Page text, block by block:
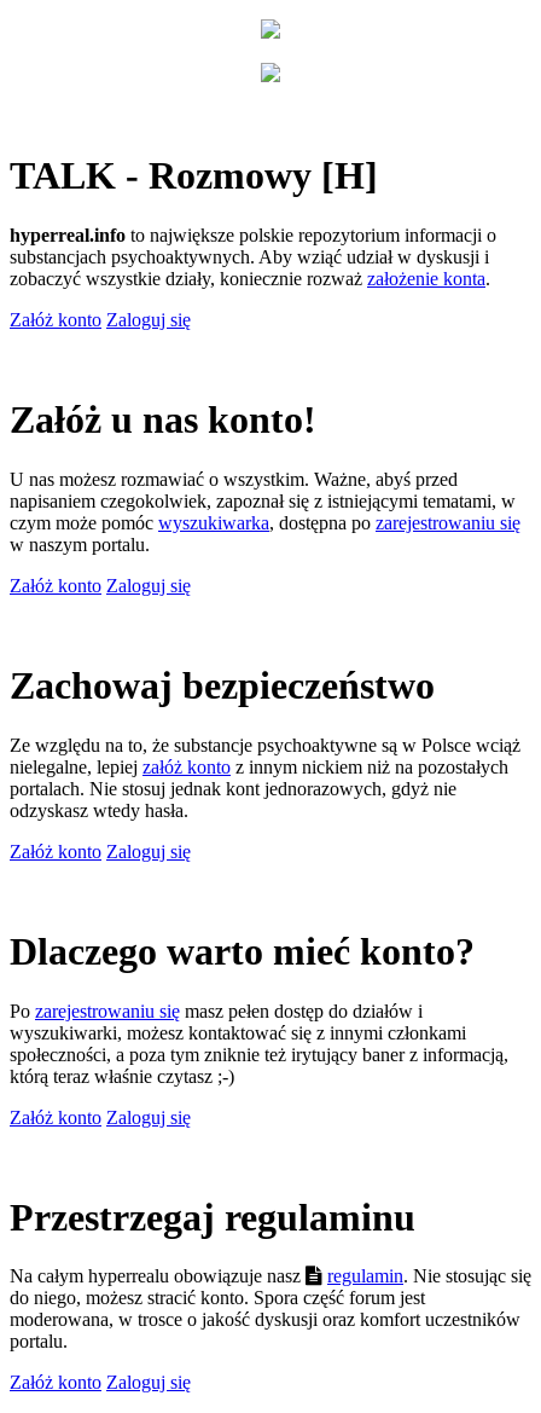
TALK - Rozmowy [H]
hyperreal.info to największe polskie repozytorium informacji o
substancjach psychoaktywnych. Aby wziąć udział w dyskusji i
zobaczyć wszystkie działy, koniecznie rozważ założenie konta.
Załóż konto Zaloguj się
Załóż u nas konto!
U nas możesz rozmawiać o wszystkim. Ważne, abyś przed
napisaniem czegokolwiek, zapoznał się z istniejącymi tematami, w
czym może pomóc wyszukiwarka, dostępna po zarejestrowaniu się
w naszym portalu.
Załóż konto Zaloguj się
Zachowaj bezpieczeństwo
Ze względu na to, że substancje psychoaktywne są w Polsce wciąż
nielegalne, lepiej załóż konto z innym nickiem niż na pozostałych
portalach. Nie stosuj jednak kont jednorazowych, gdyż nie
odzyskasz wtedy hasła.
Załóż konto Zaloguj się
Dlaczego warto mieć konto?
Po zarejestrowaniu się masz pełen dostęp do działów i
wyszukiwarki, możesz kontaktować się z innymi członkami
społeczności, a poza tym zniknie też irytujący baner z informacją,
którą teraz właśnie czytasz ;-)
Załóż konto Zaloguj się
Przestrzegaj regulaminu
Na całym hyperrealu obowiązuje nasz regulamin. Nie stosując się
do niego, możesz stracić konto. Spora część forum jest
moderowana, w trosce o jakość dyskusji oraz komfort uczestników
portalu.
Załóż konto Zaloguj się